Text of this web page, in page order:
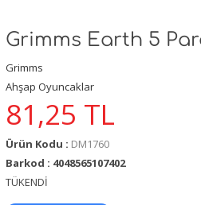
Grimms Earth 5
Grimms
Ahşap Oyuncaklar
81,25 TL
Ürün Kodu : DM1760
Barkod : 4048565107402
TÜKENDİ